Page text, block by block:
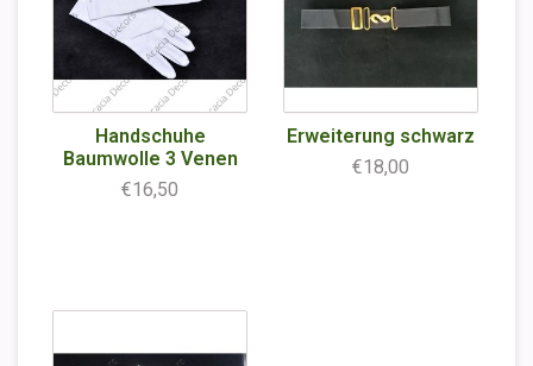
Handschuhe
Baumwolle 3 Venen
€16,50
Erweiterung schwarz
€18,00